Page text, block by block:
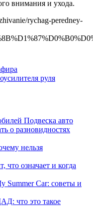
внимания и ухода.
rychag-peredney-
руля
Подвеска авто
о разновидностях
нельзя
что означает и когда
Summer Car: советы и
что это такое